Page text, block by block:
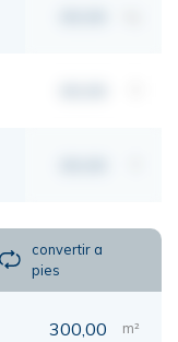
convertir a
pies
300,00 m²